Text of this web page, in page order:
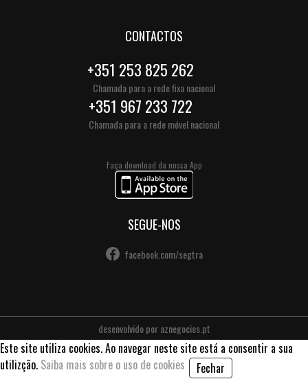
CONTACTOS
+351 253 825 262
Chamada para a rede fixa nacional
+351 967 233 722
Chamada para a rede móvel nacional
Faça download da nossa App
SEGUE-NOS
facebook.com/segtra
desenvolvido poraznegocios.pt
Este site utiliza cookies. Ao navegar neste site está a consentir a sua
utilizção. Saiba mais sobre o uso de cookies